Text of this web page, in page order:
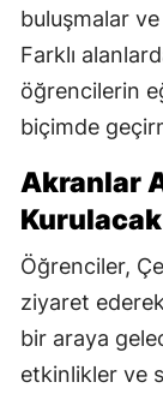
buluşmalar
Farklı
öğrencilerin
biçimde
Akranlar
Kurulacak
Öğrenciler,
ziyaret
bir araya
etkinlikler ve